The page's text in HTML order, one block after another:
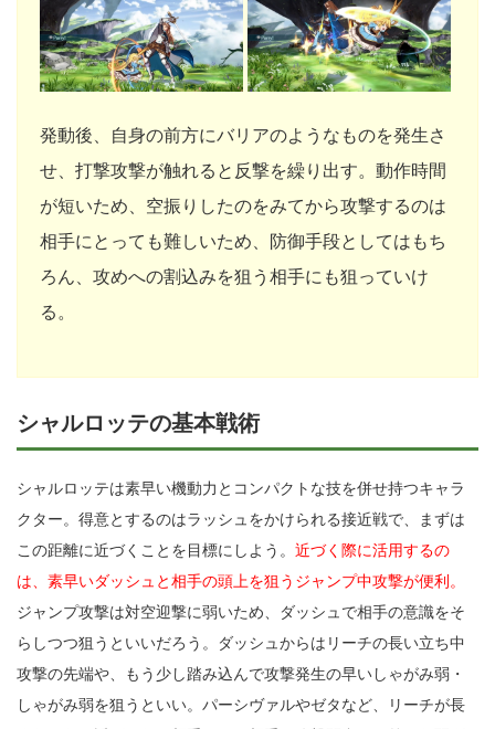
発動後、自身の前方にバリアのようなものを発生さ
せ、打撃攻撃が触れると反撃を繰り出す。動作時間
が短いため、空振りしたのをみてから攻撃するのは
相手にとっても難しいため、防御手段としてはもち
ろん、攻めへの割込みを狙う相手にも狙っていけ
る。
シャルロッテの基本戦術
シャルロッテは素早い機動力とコンパクトな技を併せ持つキャラ
クター。得意とするのはラッシュをかけられる接近戦で、まずは
この距離に近づくことを目標にしよう。 近づく際に活用するの
は、素早いダッシュと相手の頭上を狙うジャンプ中攻撃が便利。
ジャンプ攻撃は対空迎撃に弱いため、ダッシュで相手の意識をそ
らしつつ狙うといいだろう。ダッシュからはリーチの長い立ち中
攻撃の先端や、もう少し踏み込んで攻撃発生の早いしゃがみ弱・
しゃがみ弱を狙うといい。パーシヴァルやゼタなど、リーチが長